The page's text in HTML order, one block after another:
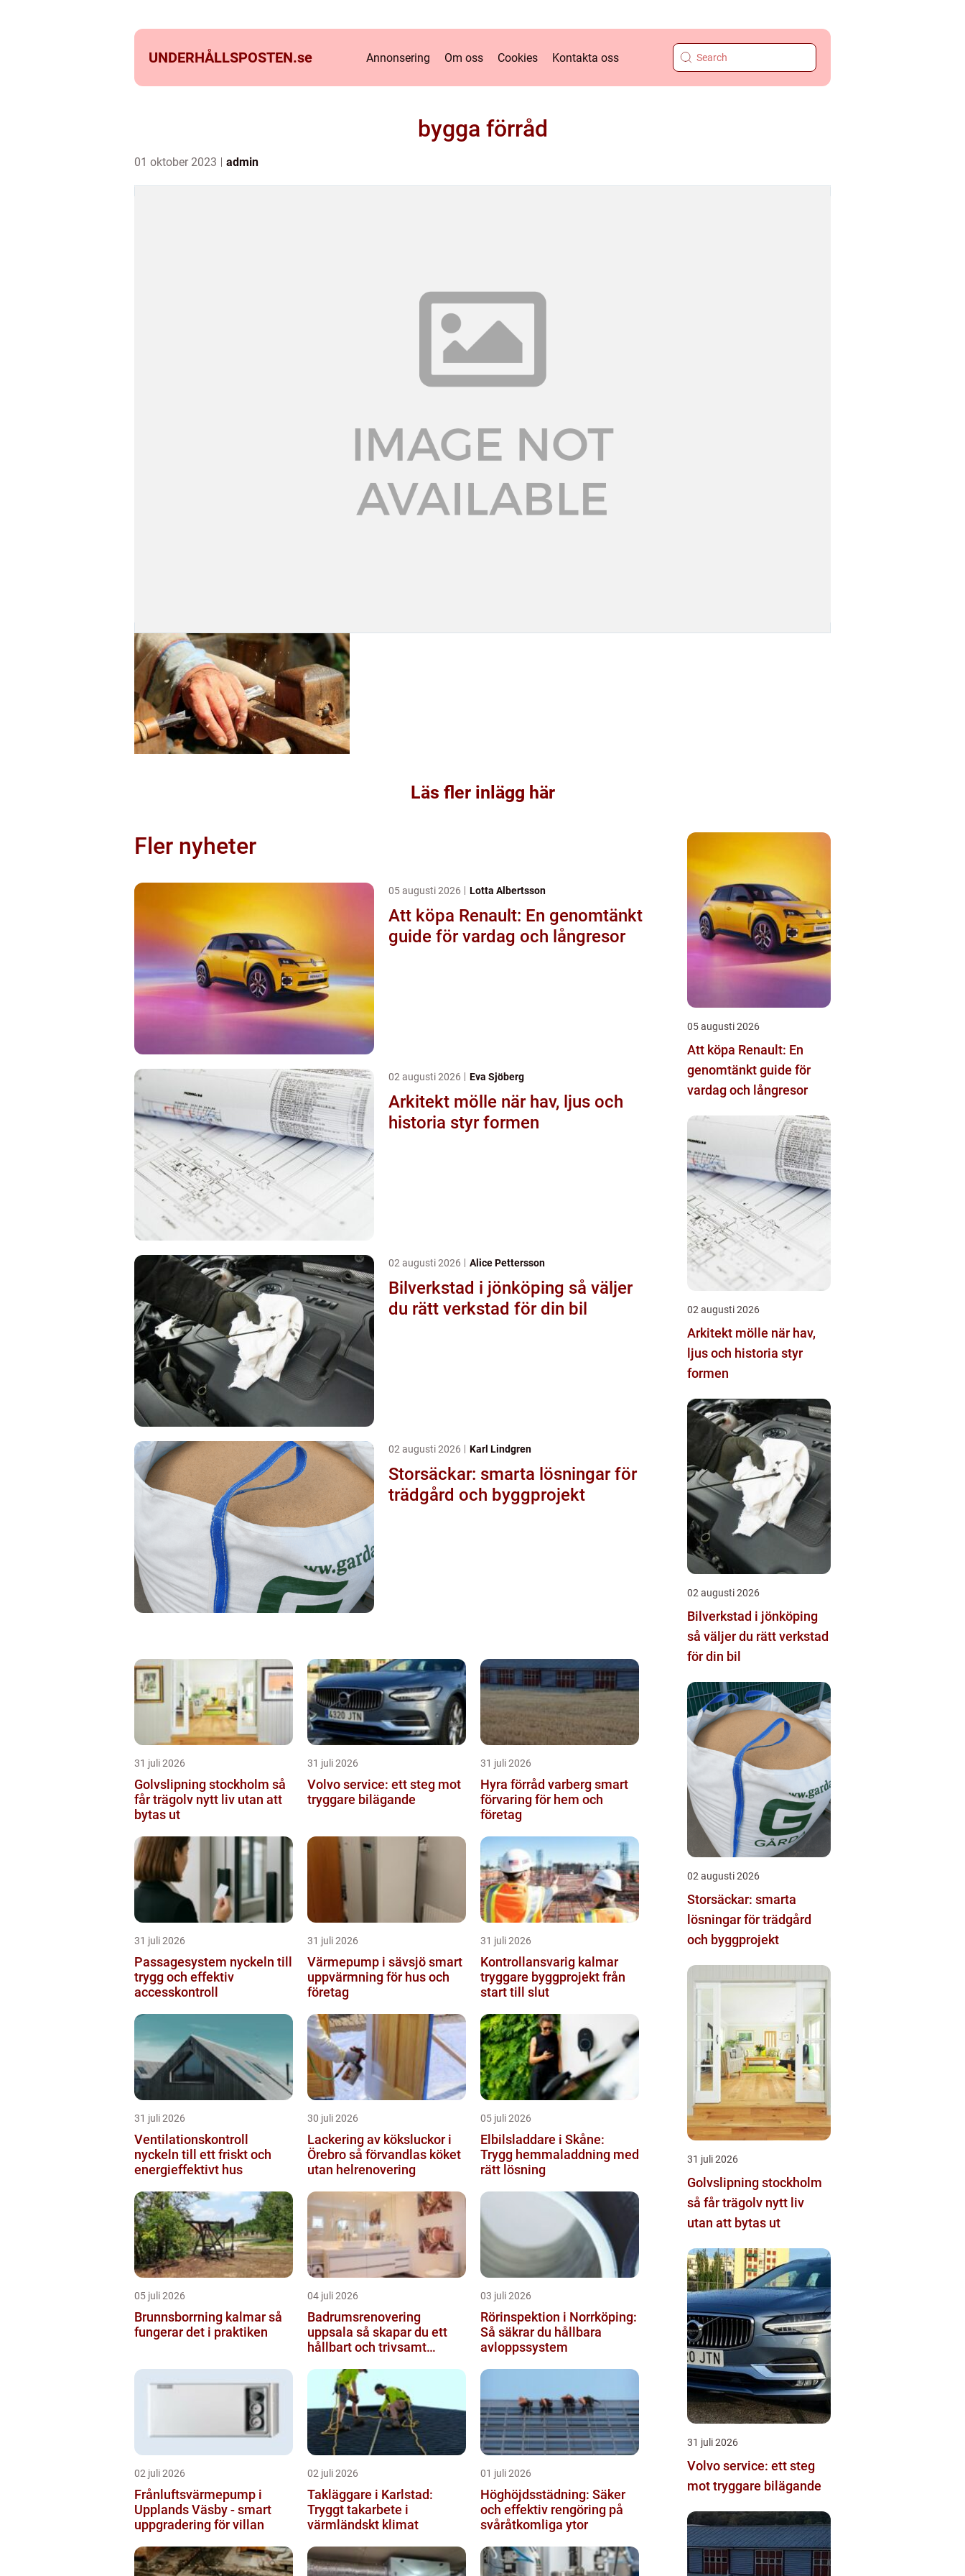
UNDERHÅLLSPOSTEN.se Annonsering Om oss Cookies Kontakta oss
bygga förråd
01 oktober 2023 admin
Läs fler inlägg här
Fler nyheter
05 augusti 2026 Lotta Albertsson
Att köpa Renault: En genomtänkt
guide för vardag och långresor
02 augusti 2026 Eva Sjöberg
Arkitekt mölle när hav, ljus och
historia styr formen
02 augusti 2026 Alice Pettersson
Bilverkstad i jönköping så väljer
du rätt verkstad för din bil
02 augusti 2026 Karl Lindgren
Storsäckar: smarta lösningar för
trädgård och byggprojekt
31 juli 2026
Golvslipning stockholm så
får trägolv nytt liv utan att
bytas ut
31 juli 2026
Volvo service: ett steg mot
tryggare bilägande
31 juli 2026
Hyra förråd varberg smart
förvaring för hem och
företag
31 juli 2026
Passagesystem nyckeln till
trygg och effektiv
accesskontroll
31 juli 2026
Värmepump i sävsjö smart
uppvärmning för hus och
företag
31 juli 2026
Kontrollansvarig kalmar
tryggare byggprojekt från
start till slut
31 juli 2026
Ventilationskontroll
nyckeln till ett friskt och
energieffektivt hus
30 juli 2026
Lackering av köksluckor i
Örebro så förvandlas köket
utan helrenovering
05 juli 2026
Elbilsladdare i Skåne:
Trygg hemmaladdning med
rätt lösning
05 juli 2026
Brunnsborrning kalmar så
fungerar det i praktiken
04 juli 2026
Badrumsrenovering
uppsala så skapar du ett
hållbart och trivsamt
03 juli 2026
Rörinspektion i Norrköping:
Så säkrar du hållbara
avloppssystem
02 juli 2026
Frånluftsvärmepump i
Upplands Väsby - smart
uppgradering för villan
02 juli 2026
Takläggare i Karlstad:
Tryggt takarbete i
värmländskt klimat
01 juli 2026
Höghöjdsstädning: Säker
och effektiv rengöring på
svåråtkomliga ytor
05 augusti 2026
Att köpa Renault: En
genomtänkt guide för
vardag och långresor
02 augusti 2026
Arkitekt mölle när hav,
ljus och historia styr
formen
02 augusti 2026
Bilverkstad i jönköping
så väljer du rätt verkstad
för din bil
02 augusti 2026
Storsäckar: smarta
lösningar för trädgård
och byggprojekt
31 juli 2026
Golvslipning stockholm
så får trägolv nytt liv
utan att bytas ut
31 juli 2026
Volvo service: ett steg
mot tryggare bilägande